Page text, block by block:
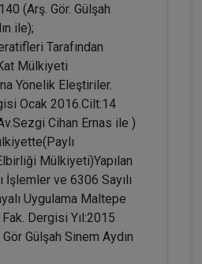
Enstitüsü
Medeni Hukuk
Sepete Ekle
(Arş. Gör. Gülşah
ile);
Tarafından
Mülkiyeti
Yönelik Eleştiriler.
Ocak 2016.Cilt:14
Cihan Ernas ile )
Mülkiyeti)Yapılan
İşlemler ve 6306 Sayılı
Uygulama Maltepe
Dergisi Yıl:2015
Gör Gülşah Sinem Aydın